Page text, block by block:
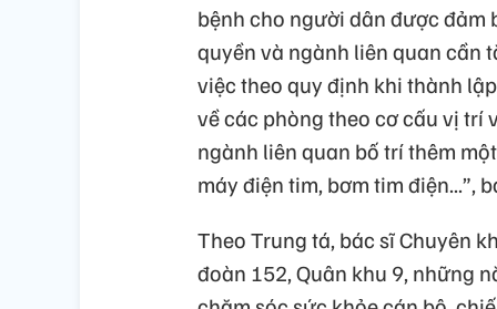
bệnh cho người dân được đảm
quyền và ngành liên quan cần
việc theo quy định khi thành
về các phòng theo cơ cấu vị trí
ngành liên quan bố trí thêm
máy điện tim, bơm tim điện...”,
Theo Trung tá, bác sĩ Chuyên
đoàn 152, Quân khu 9, những